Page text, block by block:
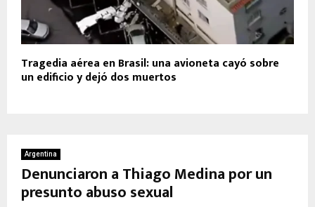
Tragedia aérea en Brasil: una avioneta cayó sobre
un edificio y dejó dos muertos
Argentina
Denunciaron a Thiago Medina por un
presunto abuso sexual